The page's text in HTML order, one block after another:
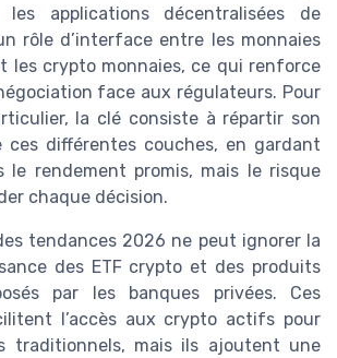
les applications décentralisées de
rôle d’interface entre les monnaies
les crypto monnaies, ce qui renforce
face aux régulateurs. Pour
la clé consiste à répartir son
ces différentes couches, en gardant
le rendement promis, mais le risque
chaque décision.
tendances 2026 ne peut ignorer la
des ETF crypto et des produits
par les banques privées. Ces
l’accès aux crypto actifs pour
traditionnels, mais ils ajoutent une